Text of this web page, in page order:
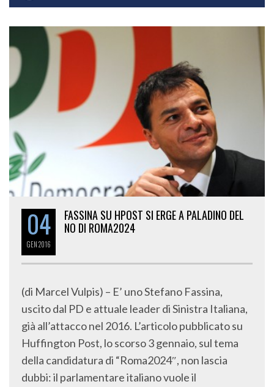
04
GEN2016
FASSINA SU HPOST SI ERGE A PALADINO DEL
NO DI ROMA2024
(di Marcel Vulpis) – E’ uno Stefano Fassina,
uscito dal PD e attuale leader di Sinistra Italiana,
già all’attacco nel 2016. L’articolo pubblicato su
Huffington Post, lo scorso 3 gennaio, sul tema
della candidatura di “Roma2024″, non lascia
dubbi: il parlamentare italiano vuole il